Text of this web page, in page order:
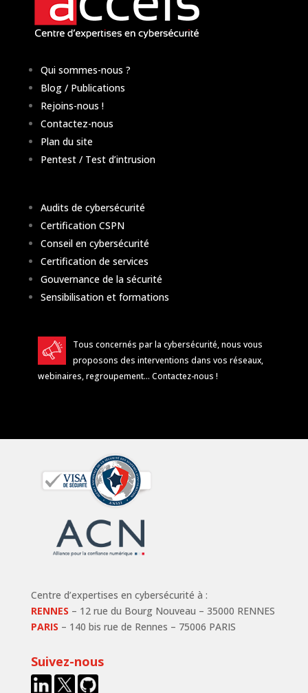
Qui sommes-nous ?
Blog / Publications
Rejoins-nous !
Contactez-nous
Plan du site
Pentest / Test d’intrusion
Audits de cybersécurité
Certification CSPN
Conseil en cybersécurité
Certification de services
Gouvernance de la sécurité
Sensibilisation et formations
Tous concernés par la cybersécurité, nous vous
proposons des interventions dans vos réseaux,
webinaires, regroupement… Contactez-nous !
Centre d’expertises en cybersécurité à :
RENNES – 12 rue du Bourg Nouveau – 35000 RENNES
PARIS – 140 bis rue de Rennes – 75006 PARIS
Suivez-nous